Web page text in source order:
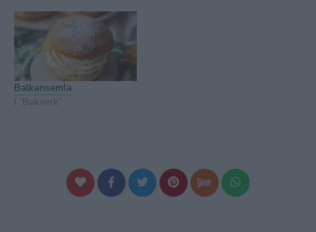
Balkansemla
I ”Bakverk”